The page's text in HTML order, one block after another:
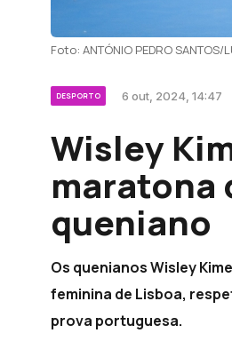
Foto: ANTÓNIO PEDRO SANTOS/
DESPORTO 6 out, 2024, 14:47
Wisley
maratona
queniano
Os quenianos Wisley
feminina de Lisboa,
prova portuguesa.